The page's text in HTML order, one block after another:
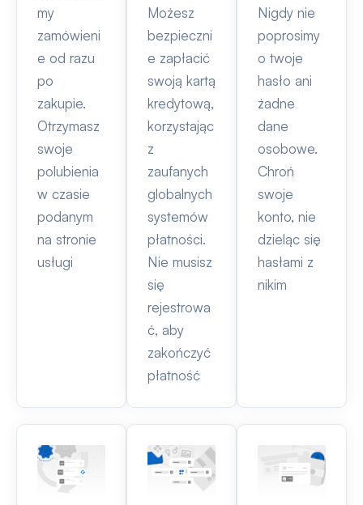
my
zamówieni
e od razu
po
zakupie.
Otrzymasz
swoje
polubienia
w czasie
podanym
na stronie
usługi
Możesz
bezpieczni
e zapłacić
swoją kartą
kredytową,
korzystając
z
zaufanych
globalnych
systemów
płatności.
Nie musisz
się
rejestrowa
ć, aby
zakończyć
płatność
Nigdy nie
poprosimy
o twoje
hasło ani
żadne
dane
osobowe.
Chroń
swoje
konto, nie
dzieląc się
hasłami z
nikim